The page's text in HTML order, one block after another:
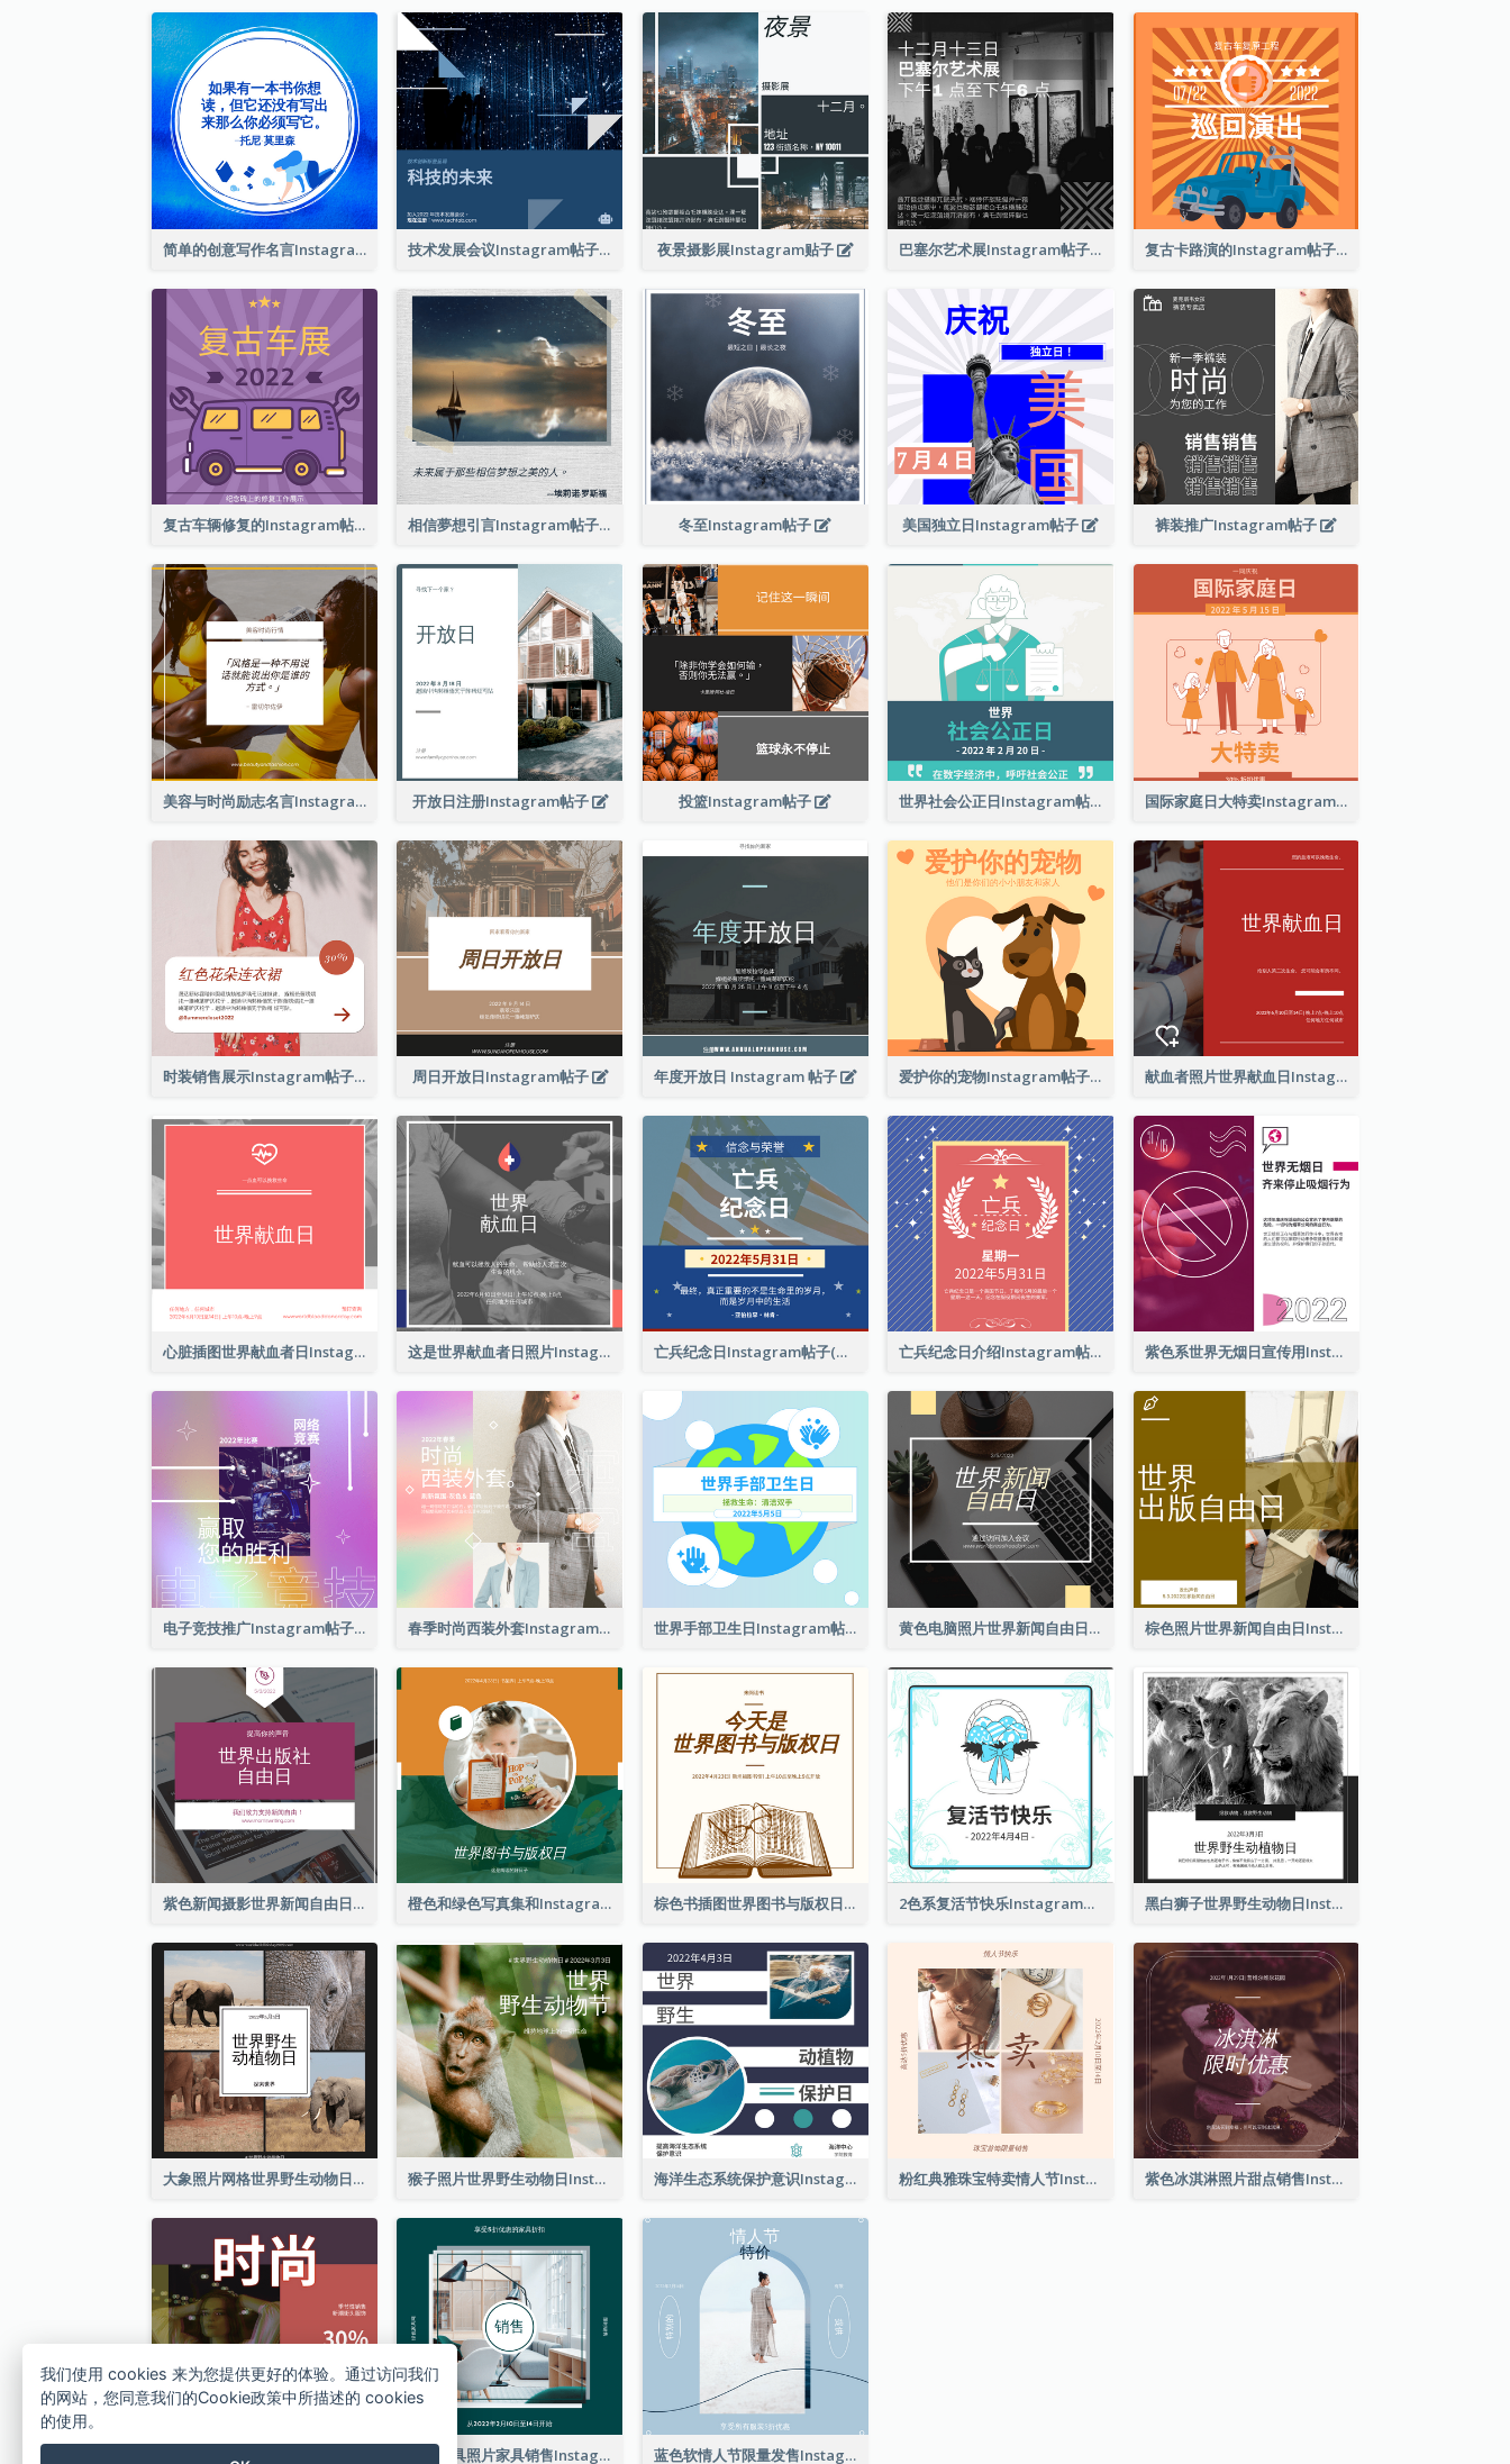
简单的创意写作名言Instagram帖子 技术发展会议Instagram帖子 夜景摄影展Instagram贴子 巴塞尔艺术展Instagram帖子 复古卡路演的Instagram帖子
复古车辆修复的Instagram帖子 相信夢想引言Instagram帖子 冬至Instagram帖子 美国独立日Instagram帖子 裤装推广Instagram帖子
美容与时尚励志名言Instagram帖子 开放日注册Instagram帖子 投篮Instagram帖子 世界社会公正日Instagram帖子 国际家庭日大特卖Instagram帖子
时装销售展示Instagram帖子 周日开放日Instagram帖子 年度开放日 Instagram 帖子 爱护你的宠物Instagram帖子 献血者照片世界献血日Instagram帖子
心脏插图世界献血者日Instagram帖子 这是世界献血者日照片Instagram帖子 亡兵纪念日Instagram帖子(附名言引用) 亡兵纪念日介绍Instagram帖子 紫色系世界无烟日宣传用Instagram帖子
电子竞技推广Instagram帖子 春季时尚西装外套Instagram帖子 世界手部卫生日Instagram帖子 黄色电脑照片世界新闻自由日Instagram帖子 棕色照片世界新闻自由日Instagram帖子
紫色新闻摄影世界新闻自由日Instagram帖子 橙色和绿色写真集和Instagram版权日 棕色书插图世界图书与版权日Instagram帖子 2色系复活节快乐Instagram帖子 黑白狮子世界野生动物日Instagram帖子
大象照片网格世界野生动物日Instagram帖子 猴子照片世界野生动物日Instagram帖子 海洋生态系统保护意识Instagram帖子 粉红典雅珠宝特卖情人节Instagram帖子 紫色冰淇淋照片甜点销售Instagram帖子
绿色家具照片家具销售Instagram帖子 蓝色软情人节限量发售Instagram帖子
我们使用 cookies 来为您提供更好的体验。通过访问我们
的网站，您同意我们的Cookie政策中所描述的 cookies
的使用。